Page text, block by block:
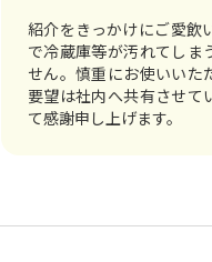
紹介をきっかけにご愛飲
で冷蔵庫等が汚れてしま
せん。慎重にお使いいた
要望は社内へ共有させて
て感謝申し上げます。